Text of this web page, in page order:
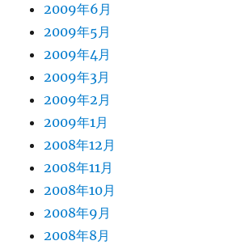
2009年6月
2009年5月
2009年4月
2009年3月
2009年2月
2009年1月
2008年12月
2008年11月
2008年10月
2008年9月
2008年8月